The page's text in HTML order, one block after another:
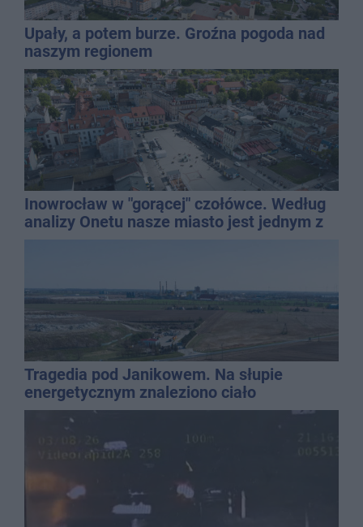
Upały, a potem burze. Groźna pogoda nad
naszym regionem
Inowrocław w "gorącej" czołówce. Według
analizy Onetu nasze miasto jest jednym z
Tragedia pod Janikowem. Na słupie
energetycznym znaleziono ciało
mężczyzny